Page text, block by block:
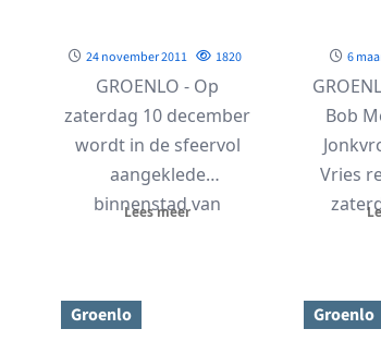
24 november 2011 1820
GROENLO - Op
zaterdag 10 december
wordt in de sfeervol
aangeklede
binnenstad van
Lees meer
6
Bob
Vries
Groenlo Groenlo